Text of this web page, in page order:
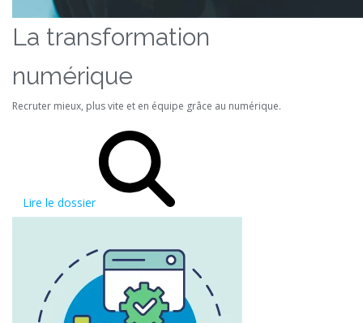
La transformation
numérique
Recruter mieux, plus vite et en équipe grâce au numérique.
Lire le dossier